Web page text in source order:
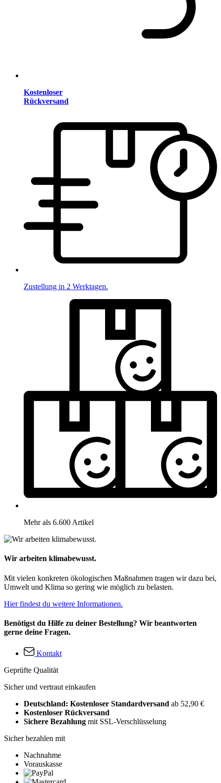
Kostenloser
Rückversand
Zustellung in 2 Werktagen.
Mehr als 6.600 Artikel
Wir arbeiten klimabewusst.
Mit vielen konkreten ökologischen Maßnahmen tragen wir dazu bei,
Umwelt und Klima so gering wie möglich zu belasten.
Hier findest du weitere Informationen.
Benötigst du Hilfe zu deiner Bestellung? Wir beantworten
gerne deine Fragen.
Kontakt
Geprüfte Qualität
Sicher und vertraut einkaufen
Deutschland: Kostenloser Standardversand ab 52,90 €
Kostenloser Rückversand
Sichere Bezahlung mit SSL-Verschlüsselung
Sicher bezahlen mit
Nachnahme
Vorauskasse